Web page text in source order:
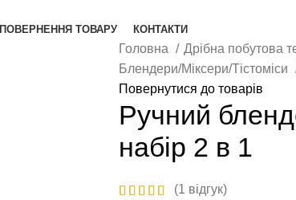
ПОВЕРНЕННЯ ТОВАРУ КОНТАКТИ
Головна Дрібна побутова
Блендери/Міксери/Тістоміси
Повернутися до товарів
Ручний
набір 2 в 1
(1 відгук)